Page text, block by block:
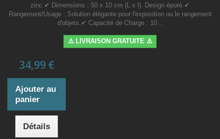
zinc.✔ Dimensions : 50 x 10 cm (L x l). Design épuré.✔
Rangement/Usage : Solution élégante pour l'exposition ou le rangement
d'objets.✔ Capacité de Charge : 10...
⚠️ LIVRAISON GRATUITE ⚠️
34,99 €
Ajouter au
panier
Détails